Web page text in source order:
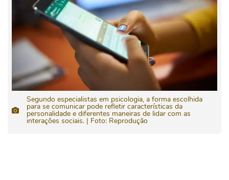
Segundo especialistas em psicologia, a forma escolhida
para se comunicar pode refletir características da
personalidade e diferentes maneiras de lidar com as
interações sociais. | Foto: Reprodução